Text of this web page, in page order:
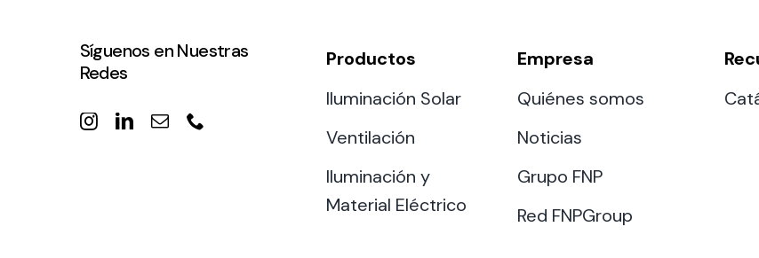
Síguenos en Nuestras
Redes
Productos
Iluminación Solar
Ventilación
Iluminación y
Material Eléctrico
Empresa
Quiénes somos
Noticias
Grupo FNP
Red FNPGroup